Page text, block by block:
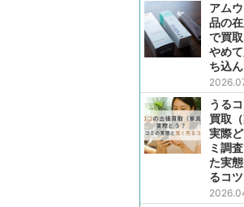
アム
品の
で買
やめ
ち込
うる
買取
実際
ミ調
た実
るコツ